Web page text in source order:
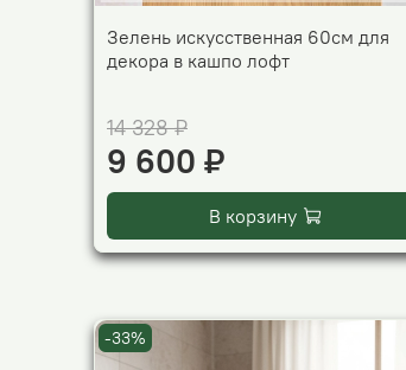
Зелень искусственная 60см для
декора в кашпо лофт
14 328 ₽
9 600 ₽
В корзину
-33%